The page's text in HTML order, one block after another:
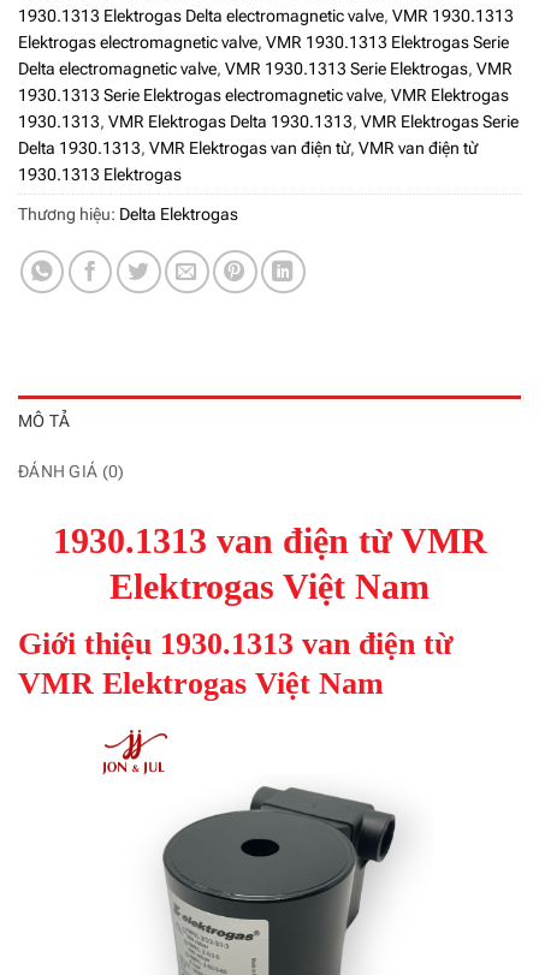
1930.1313 Elektrogas Delta electromagnetic valve, VMR 1930.1313
Elektrogas electromagnetic valve, VMR 1930.1313 Elektrogas Serie
Delta electromagnetic valve, VMR 1930.1313 Serie Elektrogas, VMR
1930.1313 Serie Elektrogas electromagnetic valve, VMR Elektrogas
1930.1313, VMR Elektrogas Delta 1930.1313, VMR Elektrogas Serie
Delta 1930.1313, VMR Elektrogas van điện từ, VMR van điện từ
1930.1313 Elektrogas
Thương hiệu: Delta Elektrogas
MÔ TẢ
ĐÁNH GIÁ (0)
1930.1313 van điện từ VMR
Elektrogas Việt Nam
Giới thiệu 1930.1313 van điện từ
VMR Elektrogas Việt Nam